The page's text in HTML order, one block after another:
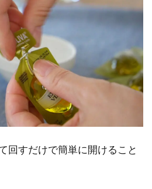
回すだけで簡単に開けること